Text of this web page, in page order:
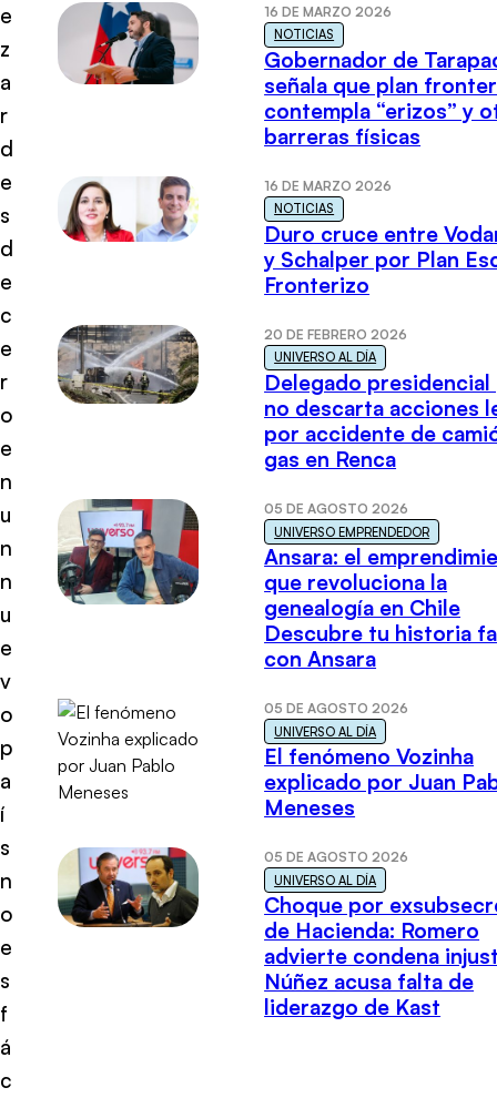
e
z
a
r
d
e
s
d
e
c
e
r
o
e
n
u
n
n
u
e
v
o
p
a
í
s
n
o
e
s
f
á
c
16 DE MARZO 2026
NOTICIAS
Gobernador de
señala que plan
contempla “erizos” y
barreras físicas
16 DE MARZO 2026
NOTICIAS
Duro cruce entre
y Schalper por Plan
Fronterizo
20 DE FEBRERO 2026
UNIVERSO AL DÍA
Delegado presidencial
no descarta acciones
por accidente de
gas en Renca
05 DE AGOSTO 2026
UNIVERSO EMPRENDEDOR
Ansara: el
que revoluciona la
genealogía en Chile
Descubre tu historia
con Ansara
05 DE AGOSTO 2026
UNIVERSO AL DÍA
El fenómeno Vozinha
explicado por Juan
Meneses
05 DE AGOSTO 2026
UNIVERSO AL DÍA
Choque por
de Hacienda: Romero
advierte condena
Núñez acusa falta de
liderazgo de Kast